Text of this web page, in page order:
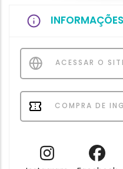
INFORMAÇÕES
ACESSAR O
COMPRA DE